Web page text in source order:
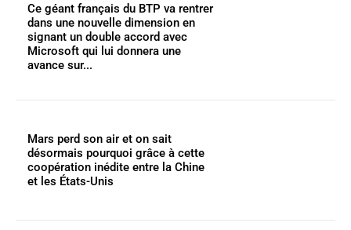
Ce géant français du BTP va rentrer
dans une nouvelle dimension en
signant un double accord avec
Microsoft qui lui donnera une
avance sur...
Mars perd son air et on sait
désormais pourquoi grâce à cette
coopération inédite entre la Chine
et les États-Unis